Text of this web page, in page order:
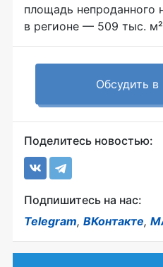
площадь непроданного
в регионе — 509 тыс.
Обсудить в
Поделитесь новостью:
Подпишитесь на нас:
Telegram, ВКонтакте,